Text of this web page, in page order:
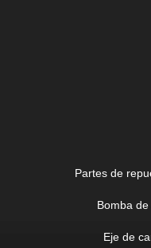
Partes de
Bomba
Eje de